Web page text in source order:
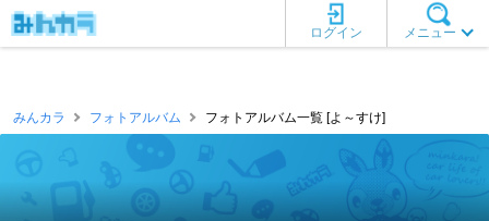
メニュー
ログイン
みんカラ フォトアルバム フォトアルバム一覧 [よ～すけ]